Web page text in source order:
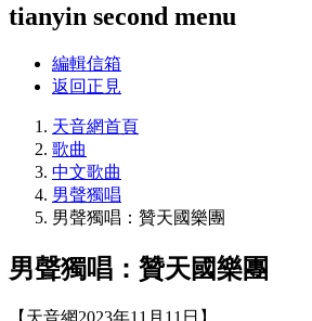
tianyin second menu
編輯信箱
返回正見
天音網首頁
歌曲
中文歌曲
男聲獨唱
男聲獨唱：贊天國樂團
男聲獨唱：贊天國樂團